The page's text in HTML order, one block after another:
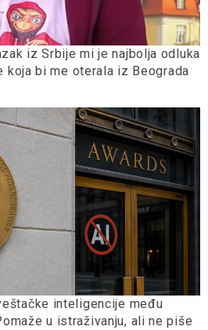
iz Srbije mi je najbolja odluka
koja bi me oterala iz Beograda
inteligencije među
u istraživanju, ali ne piše